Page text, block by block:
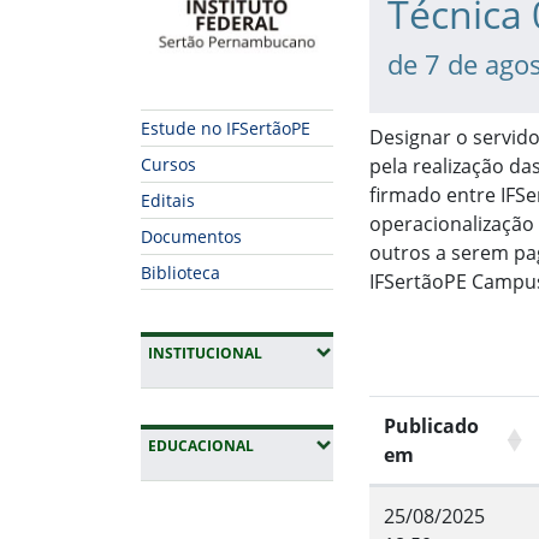
Estude no IFSertãoPE
Cursos
Editais
Documentos
Biblioteca
INSTITUCIONAL(EXPANDIR SUBMENUS)
EDUCACIONAL(EXPANDIR SUBMENUS)
Técnica
de 7 de
Designar o
pela realização
firmado entre
outros a serem
IFSertãoPE
Publicado
em
25/08/2025